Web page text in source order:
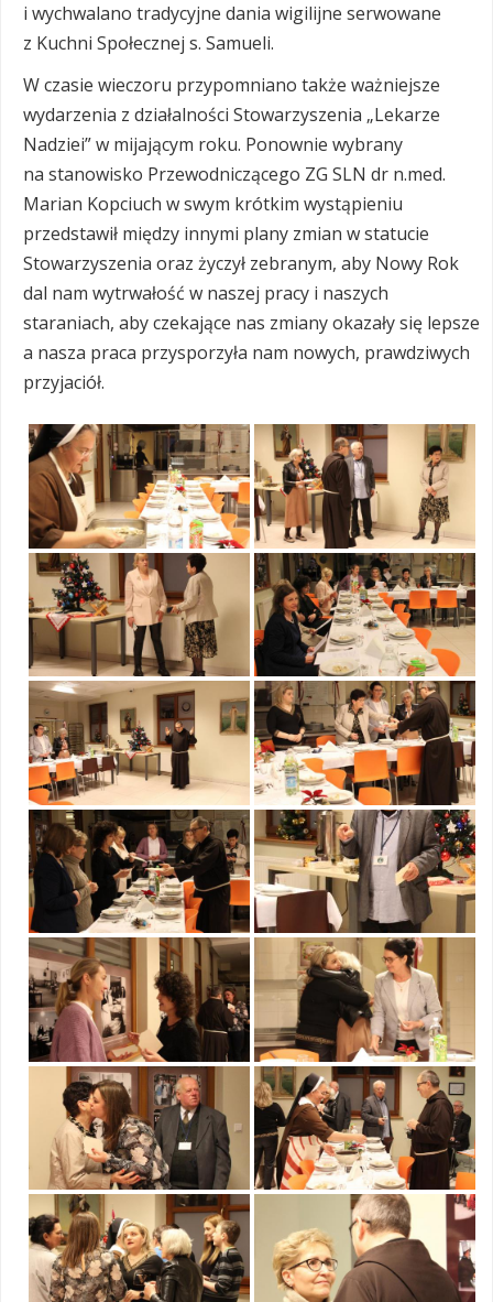
i wychwalano tradycyjne dania wigilijne serwowane
z Kuchni Społecznej s. Samueli.
W czasie wieczoru przypomniano także ważniejsze
wydarzenia z działalności Stowarzyszenia „Lekarze
Nadziei” w mijającym roku. Ponownie wybrany
na stanowisko Przewodniczącego ZG SLN dr n.med.
Marian Kopciuch w swym krótkim wystąpieniu
przedstawił między innymi plany zmian w statucie
Stowarzyszenia oraz życzył zebranym, aby Nowy Rok
dal nam wytrwałość w naszej pracy i naszych
staraniach, aby czekające nas zmiany okazały się lepsze
a nasza praca przysporzyła nam nowych, prawdziwych
przyjaciół.